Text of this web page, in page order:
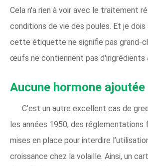
Cela n'a rien à voir avec le traitement
conditions de vie des poules. Et je dois
cette étiquette ne signifie pas grand-
œufs ne contiennent pas d'ingrédients
Aucune hormone ajoutée
C’est un autre excellent cas de
les années 1950, des
mises en place pour interdire
croissance chez la volaille. Ainsi, un